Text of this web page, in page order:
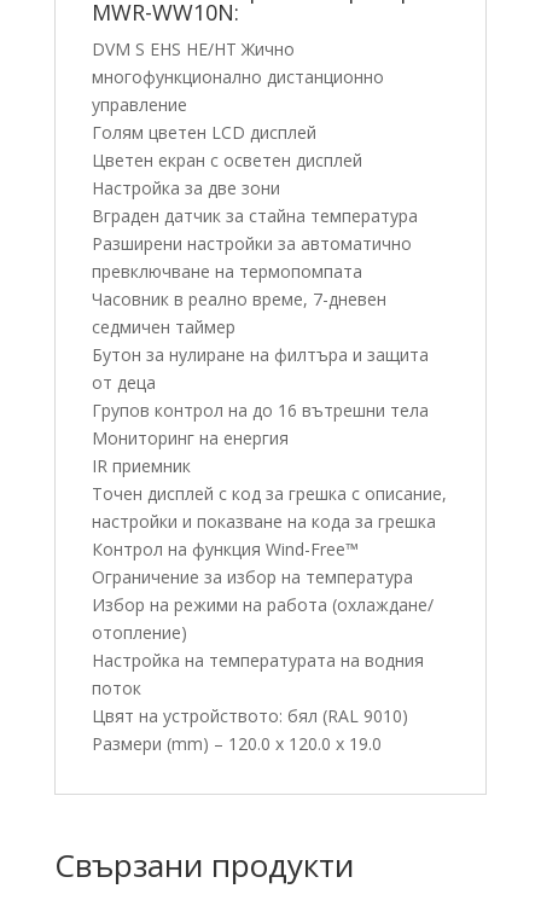
MWR-WW10N:
DVM S EHS HE/HT Жично
многофункционално дистанционно
управление
Голям цветен LCD дисплей
Цветен екран с oсветен дисплей
Настройка за две зони
Вграден датчик за стайна температура
Разширени настройки за автоматично
превключване на термопомпата
Часовник в реално време, 7-дневен
седмичен таймер
Бутон за нулиране на филтъра и защита
от деца
Групов контрол на до 16 вътрешни тела
Мониторинг на енергия
IR приемник
Точен дисплей с код за грешка с описание,
настройки и показване на кода за грешка
Контрол на функция Wind-Free™
Ограничение за избор на температура
Избор на режими на работа (охлаждане/
отопление)
Настройка на температурата на водния
поток
Цвят на устройството: бял (RAL 9010)
Размери (mm) – 120.0 х 120.0 х 19.0
Свързани продукти